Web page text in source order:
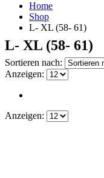
Home
Shop
L- XL (58- 61)
L- XL (58- 61)
Sortieren nach:
Anzeigen:
Anzeigen: